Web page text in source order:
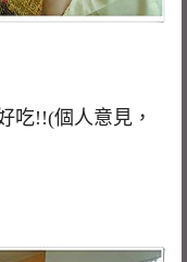
吃!!(個人意見，